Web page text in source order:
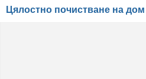
Цялостно почистване на